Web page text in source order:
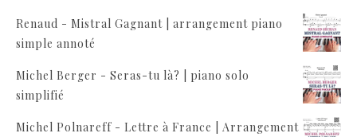
Renaud - Mistral Gagnant | arrangement piano
simple annoté
Michel Berger - Seras-tu là? | piano solo
simplifié
Michel Polnareff - Lettre à France | Arrangement